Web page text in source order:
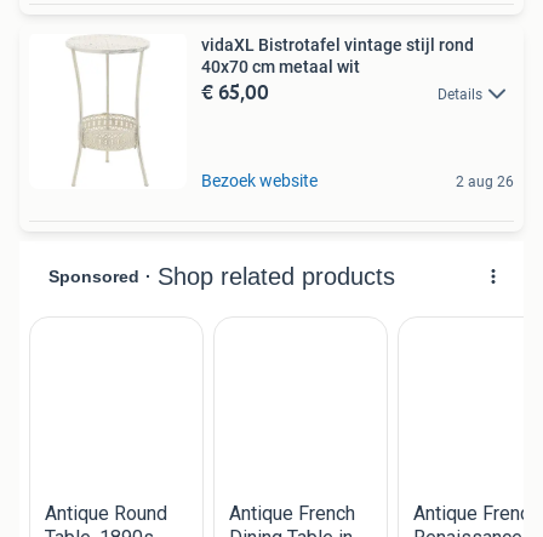
vidaXL Bistrotafel vintage stijl rond
40x70 cm metaal wit
€ 65,00 Details
Bezoek website 2 aug 26